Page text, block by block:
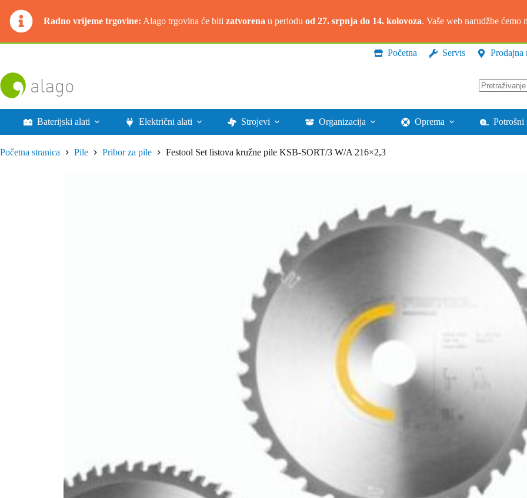
Radno vrijeme trgovine: Alago trgovina će biti zatvorena u periodu od 27. srpnja do 14. kolovoza. Vaše web narudžbe
Preskoči
Početna Servis Prodajna
rezultata.
Baterijski alati Električni alati Strojevi Organizacija Oprema Potrošni
Početna stranica Pile Pribor za pile Festool Set listova kružne pile KSB-SORT/3 W/A 216×2,3